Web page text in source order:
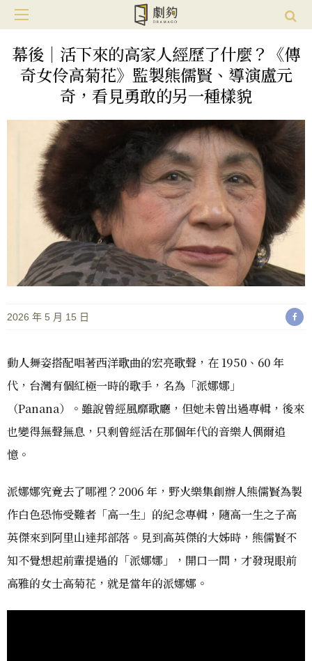
幕後｜活下來的高家人經歷了什麼？《傳
奇女伶高菊花》監製熊儒賢、導演盧元
奇，看見勇敢的另一種樣貌
2026 年 5 月 15 日
動人舞姿搭配唱著西洋歌曲的宏亮歌聲，在 1950、60 年
代，台灣有個紅極一時的歌手，名為「派娜娜」
（Panana）。雖說曾經風靡歌廳，但她未曾出過專輯，後來
也變得無聲無息，只剩曾經活在那個年代的音樂人偶爾追
憶。
派娜娜究竟去了哪裡？2006 年，野火樂集創辦人熊儒賢為製
作白色恐怖受難者「高一生」的紀念專輯，隨高一生之子高
英傑來到阿里山達邦部落。見到高英傑的大姊時，熊儒賢不
知不覺想起前輩提過的「派娜娜」，開口一問，才發現眼前
高雅的女士高菊花，就是當年的派娜娜。